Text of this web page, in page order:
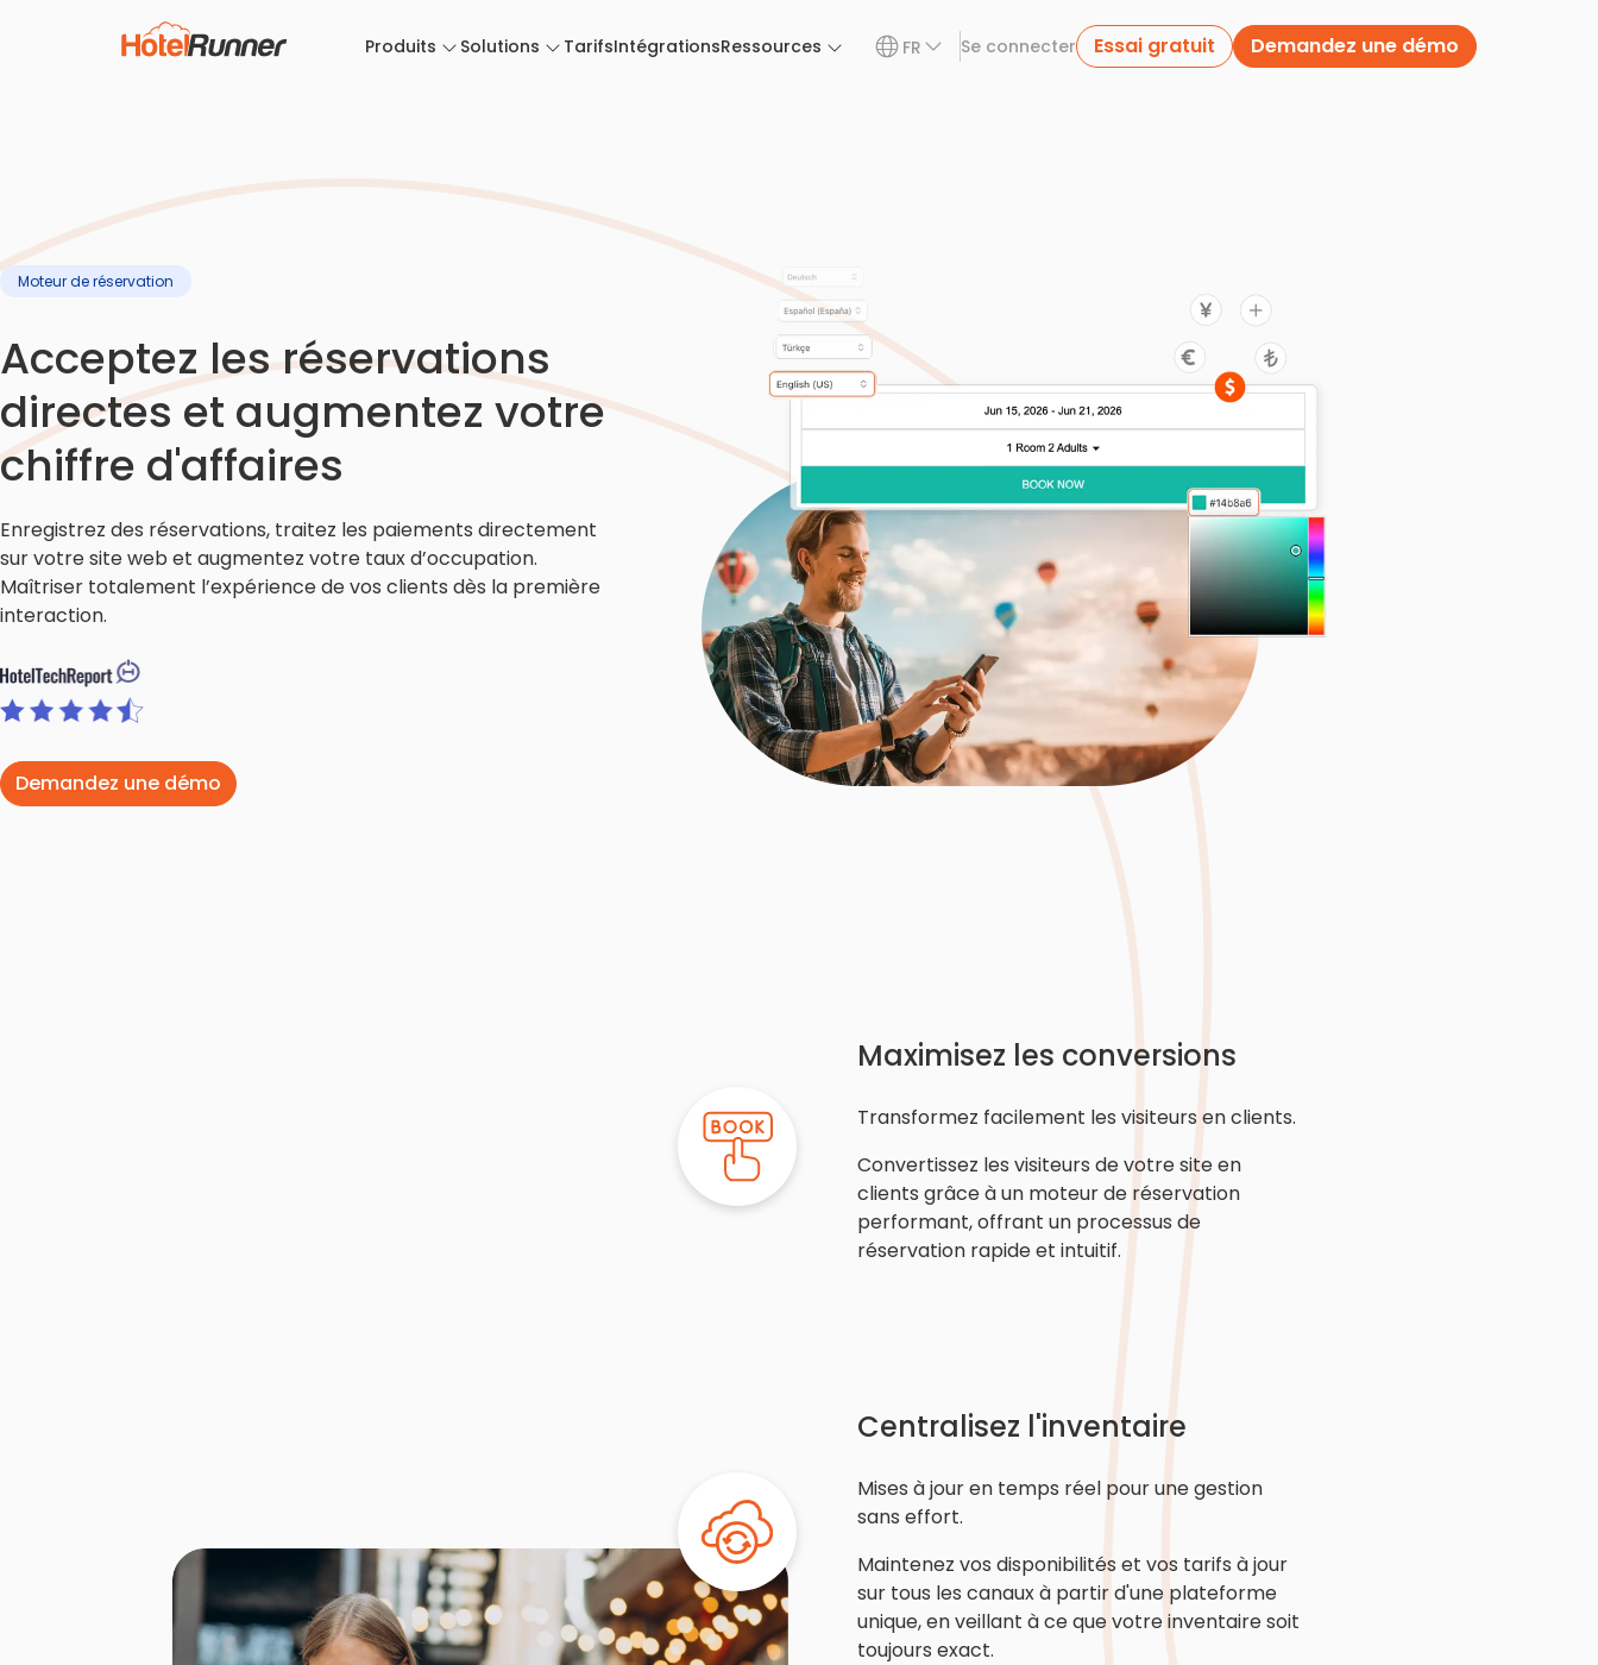
Produits Solutions TarifsIntégrationsRessources FR Se connecter Essai gratuit Demandez une démo
Moteur de réservation
Acceptez les réservations
directes et augmentez votre
chiffre d'affaires
Enregistrez des réservations, traitez les paiements directement
sur votre site web et augmentez votre taux d’occupation.
Maîtriser totalement l’expérience de vos clients dès la première
interaction.
Demandez une démo
Maximisez les conversions
Transformez facilement les visiteurs en clients.
Convertissez les visiteurs de votre site en
clients grâce à un moteur de réservation
performant, offrant un processus de
réservation rapide et intuitif.
Centralisez l'inventaire
Mises à jour en temps réel pour une gestion
sans effort.
Maintenez vos disponibilités et vos tarifs à jour
sur tous les canaux à partir d'une plateforme
unique, en veillant à ce que votre inventaire soit
toujours exact.